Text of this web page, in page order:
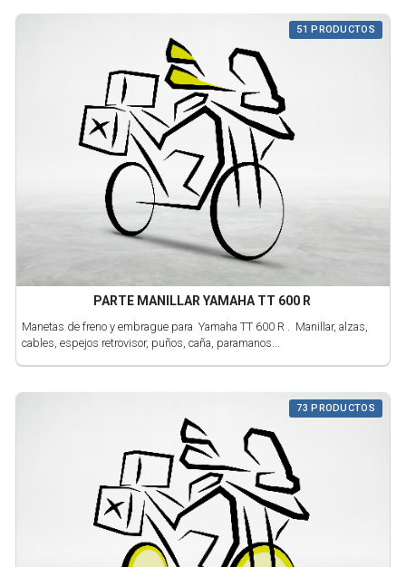
51 PRODUCTOS
PARTE MANILLAR YAMAHA TT 600 R
Manetas de freno y embrague para Yamaha TT 600 R . Manillar, alzas,
cables, espejos retrovisor, puños, caña, paramanos...
73 PRODUCTOS